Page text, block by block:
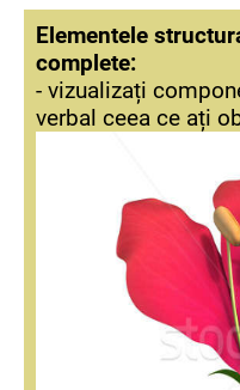
Elementele
complete:
- vizualizați
verbal ceea ce ați